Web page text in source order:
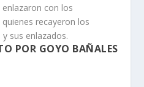
enlazaron con los
quienes recayeron los
sus enlazados.
POR GOYO BAÑALES